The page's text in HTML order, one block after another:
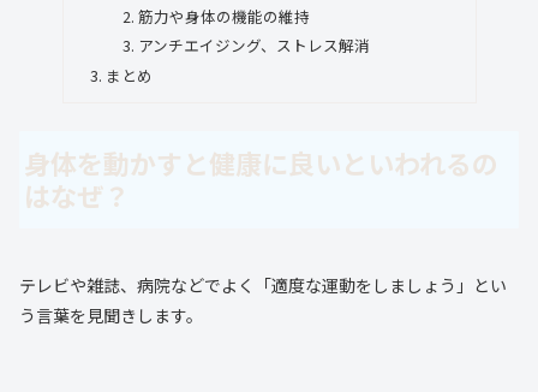
筋力や身体の機能の維持
アンチエイジング、ストレス解消
まとめ
身体を動かすと健康に良いといわれるの
はなぜ？
テレビや雑誌、病院などでよく「適度な運動をしましょう」とい
う言葉を見聞きします。